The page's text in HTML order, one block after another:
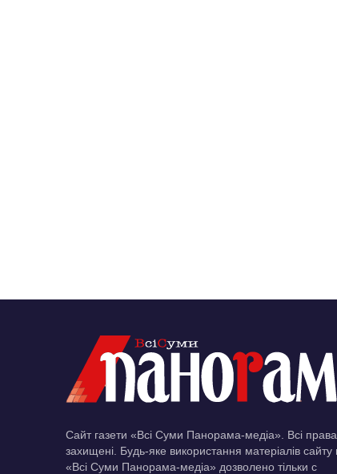
Сайт газети «Всі Суми Панорама-медіа». Всі права
захищені. Будь-яке використання матеріалів сайту
«Всі Суми Панорама-медіа» дозволено тільки c